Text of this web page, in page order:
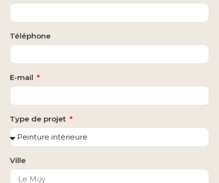
Téléphone
E-mail
Type de projet
Ville